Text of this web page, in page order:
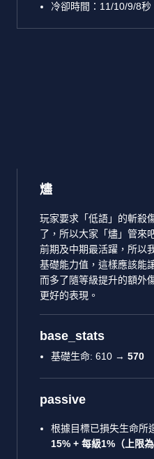
冷卻時間：11/10/9/8
燼
玩家要求「低語」的斬殺
了，所以大家「燼」管來
前期及中期最活躍，所以
基礎能力值，這樣應該能
而多了隨等級提升的額外
更好的表現。
base_stats
基礎生命: 610 → 570
passive
根據目標已損失生命所
15% + 每級1%（上限為